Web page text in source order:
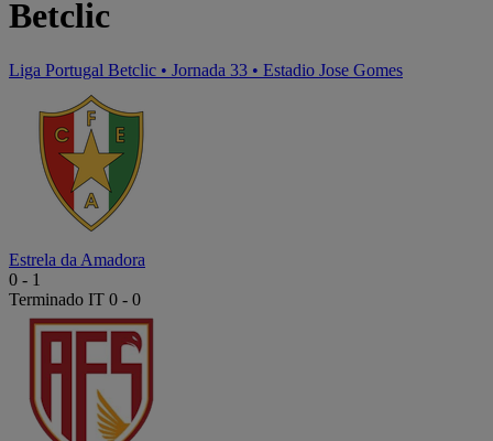
Betclic
Liga Portugal Betclic • Jornada 33 • Estadio Jose Gomes
Estrela da Amadora
0 - 1
Terminado IT 0 - 0